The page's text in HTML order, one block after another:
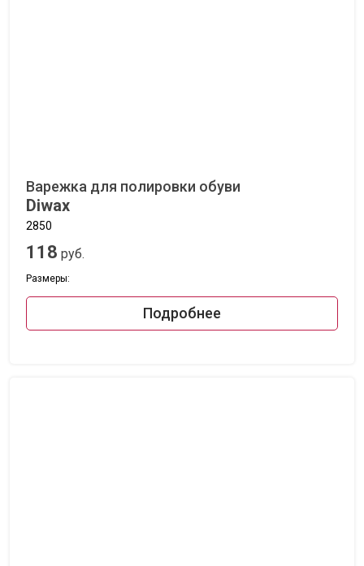
Варежка для полировки обуви
Diwax
2850
118 руб.
Размеры:
Подробнее